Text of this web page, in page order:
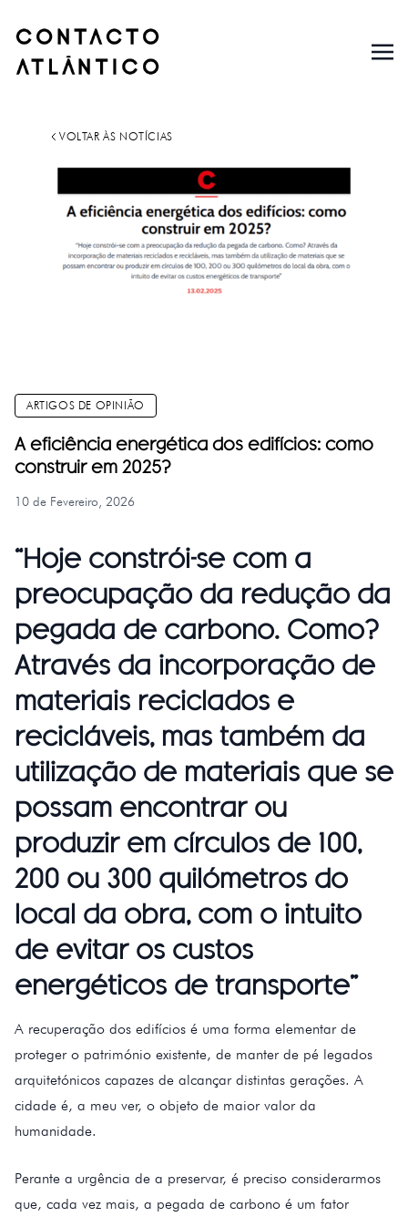
VOLTAR ÀS NOTÍCIAS
ARTIGOS DE OPINIÃO
A eficiência energética dos edifícios: como
construir em 2025?
10 de Fevereiro, 2026
“Hoje constrói-se com a
preocupação da redução da
pegada de carbono. Como?
Através da incorporação de
materiais reciclados e
recicláveis, mas também da
utilização de materiais que se
possam encontrar ou
produzir em círculos de 100,
200 ou 300 quilómetros do
local da obra, com o intuito
de evitar os custos
energéticos de transporte”
A recuperação dos edifícios é uma forma elementar de
proteger o património existente, de manter de pé legados
arquitetónicos capazes de alcançar distintas gerações. A
cidade é, a meu ver, o objeto de maior valor da
humanidade.
Perante a urgência de a preservar, é preciso considerarmos
que, cada vez mais, a pegada de carbono é um fator